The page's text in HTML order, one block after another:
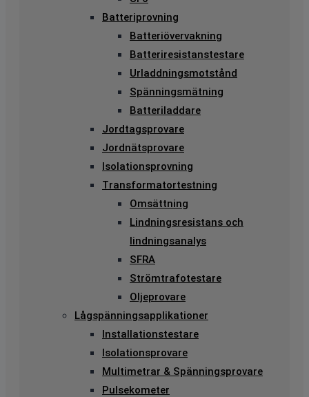
Batteriprovning
Batteriövervakning
Batteriresistanstestare
Urladdningsmotstånd
Spänningsmätning
Batteriladdare
Jordtagsprovare
Jordnätsprovare
Isolationsprovning
Transformatortestning
Omsättning
Lindningsresistans och
lindningsanalys
SFRA
Strömtrafotestare
Oljeprovare
Lågspänningsapplikationer
Installationstestare
Isolationsprovare
Multimetrar & Spänningsprovare
Pulsekometer